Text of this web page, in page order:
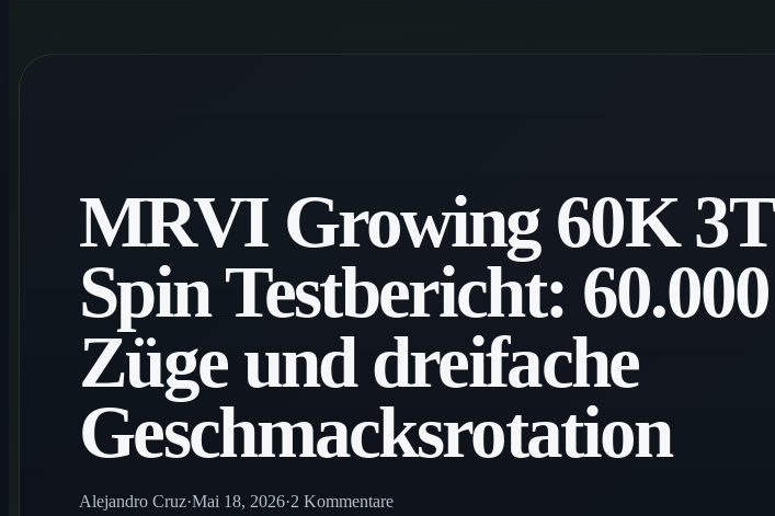
MRVI Growing 60K 3T
Spin Testbericht: 60.000
Züge und dreifache
Geschmacksrotation
Alejandro Cruz·Mai 18, 2026·2 Kommentare